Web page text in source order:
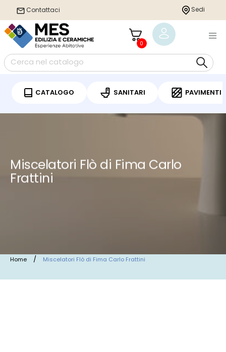
Contattaci Sedi
0
CATALOGO SANITARI PAVIMENTI
Contattaci Sedi
0
CATALOGO SANITARI PAVIMENTI
Miscelatori Flò di Fima Carlo
Frattini
Home / Miscelatori Flò di Fima Carlo Frattini